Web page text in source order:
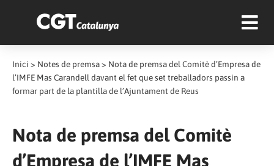
Inici > Notes de premsa> Nota de premsa del Comitè d’Empresa de
l’IMFE Mas Carandell davant el fet que set treballadors passin a
formar part de la plantilla de l’Ajuntament de Reus
Nota de premsa del Comitè
d’Empresa de l’IMFE Mas